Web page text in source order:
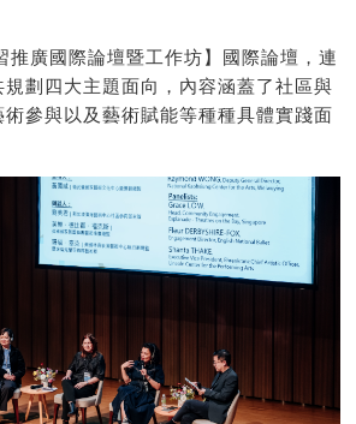
推廣國際論壇暨工作坊】國際論壇，連
劃四大主題面向，內容涵蓋了社區與
參與以及藝術賦能等種種具體實踐面